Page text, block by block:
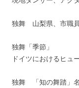
独舞 山梨県、市職
独舞「季節」
ドイツにおけるヒ
独舞 「知の舞踏」